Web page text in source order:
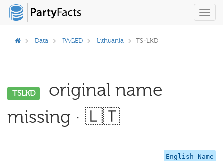
Data PAGED Lithuania TS-LKD
TSLKD
original name
missing · 🇱🇹
English Name